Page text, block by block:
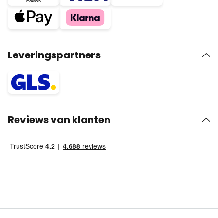
Leveringspartners
Reviews van klanten